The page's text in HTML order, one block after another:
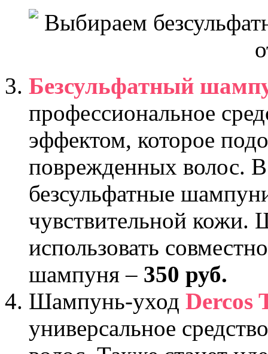
Безсульфатный
профессиональное
эффектом, которое
поврежденных волос.
безсульфатные
чувствительной кожи.
использовать
шампуня – 350 руб.
Шампунь-уход Dercos
универсальное